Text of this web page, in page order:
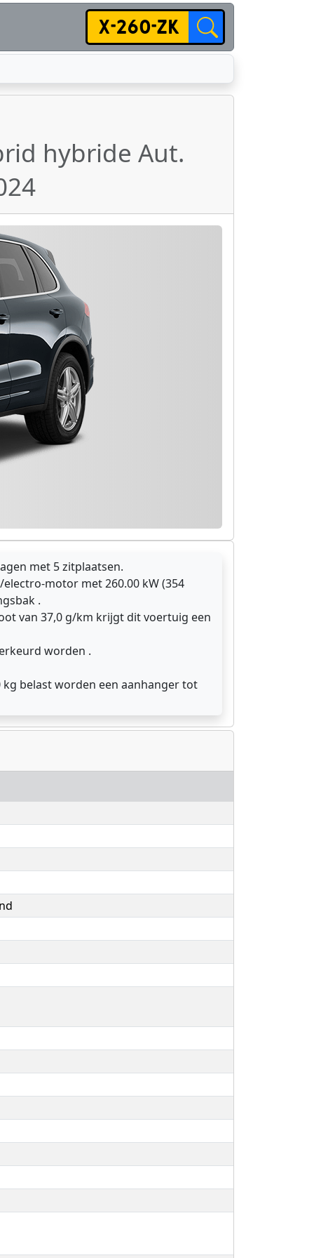
hybride Aut.
met 5 zitplaatsen.
electro-motor met 260.00 kW (354
.
van 37,0 g/km krijgt dit voertuig een
worden .
belast worden een aanhanger tot